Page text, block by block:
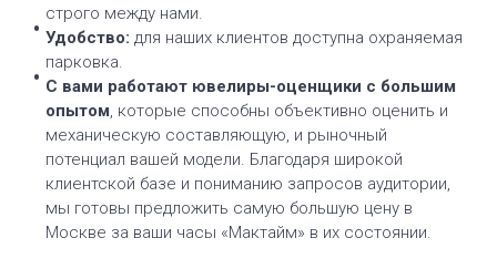
строго между нами.
Удобство: для наших клиентов доступна охраняемая
парковка.
С вами работают ювелиры-оценщики с большим
опытом, которые способны объективно оценить и
механическую составляющую, и рыночный
потенциал вашей модели. Благодаря широкой
клиентской базе и пониманию запросов аудитории,
мы готовы предложить самую большую цену в
Москве за ваши часы «Мактайм» в их состоянии.